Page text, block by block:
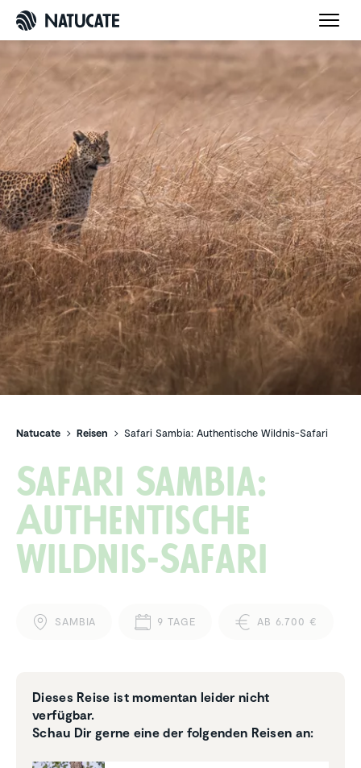
Natucate Reisen Safari Sambia: Authentische Wildnis-Safari
Safari Sambia:
Authen­ti­sche
Wildnis-Safari
SAMBIA 9 TAGE AB 6.700 €
Dieses Reise ist momentan leider nicht
verfügbar.
Schau Dir gerne eine der folgenden Reisen an: